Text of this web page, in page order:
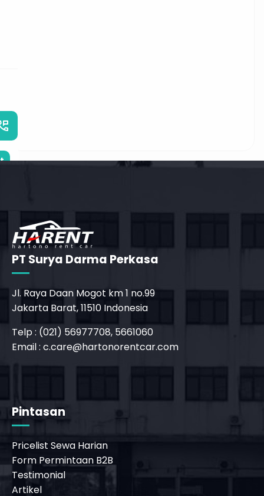
PT Surya Darma Perkasa
Jl. Raya Daan Mogot km 1 no.99
Jakarta Barat, 11510 Indonesia
Telp : (021) 56977708, 5661060
Email : c.care@hartonorentcar.com
Pintasan
Pricelist Sewa Harian
Form Permintaan B2B
Testimonial
Artikel